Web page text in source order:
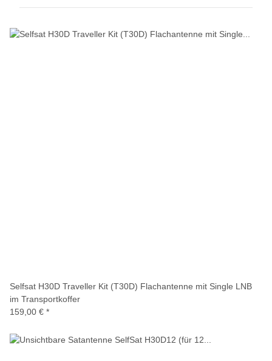
Selfsat H30D Traveller Kit (T30D) Flachantenne mit Single LNB
im Transportkoffer
159,00 € *